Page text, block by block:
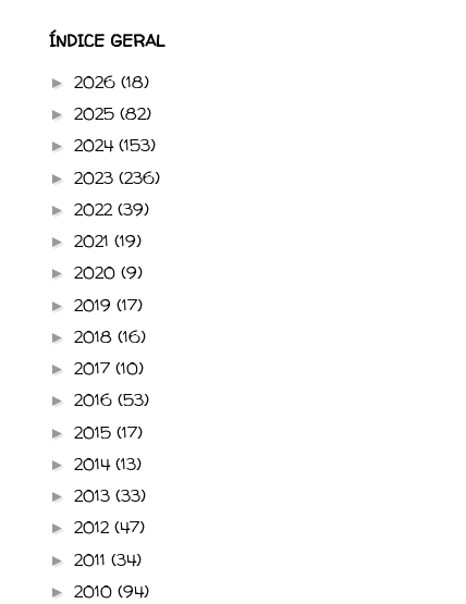
ÍNDICE GERAL
► 2026 (18)
► 2025 (82)
► 2024(153)
► 2023 (236)
► 2022(39)
► 2021 (19)
► 2020 (9)
► 2019 (17)
► 2018 (16)
► 2017 (10)
► 2016 (53)
► 2015 (17)
► 2014(13)
► 2013 (33)
► 2012(47)
► 2011 (34)
► 2010 (94)